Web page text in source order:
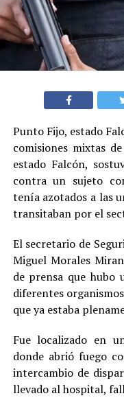
Punto Fijo, estado
comisiones mixtas
estado Falcón,
contra un sujeto
tenía azotados a las
transitaban por el
El secretario de
Miguel Morales
de prensa que hubo
diferentes
que ya estaba
Fue localizado en
donde abrió fuego
intercambio de
llevado al hospital,